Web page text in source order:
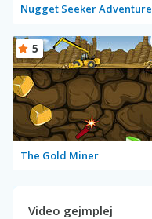
Nugget Seeker Adventure
The Gold Miner
5
Video gejmplej